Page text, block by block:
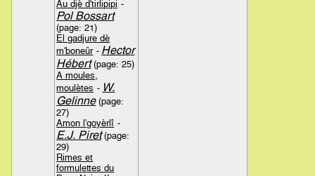
Au djè d'tirlipipi -
Pol Bossart
(page: 21)
El gadjure dè
m'boneûr - Hector
Hébert(page: 25)
A moules,
moulètes - W.
Gelinne(page:
27)
Amon l'goyèrlî -
E.J. Piret(page:
29)
Rimes et
formulettes du